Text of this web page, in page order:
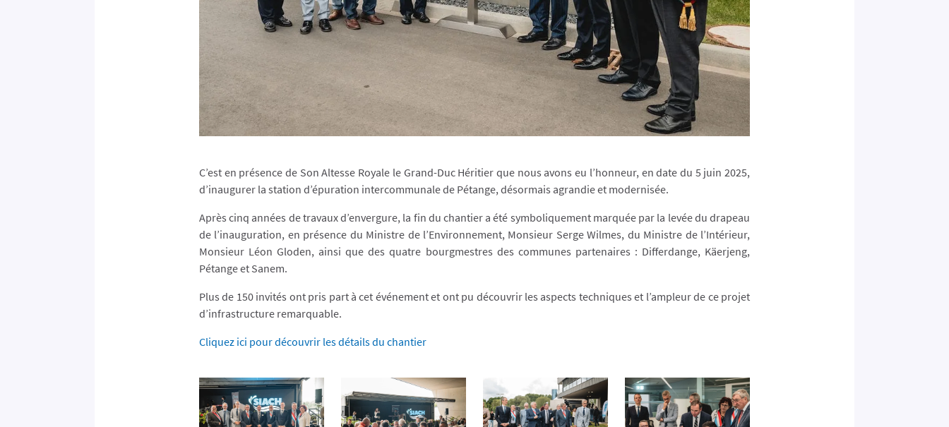
C’est en présence de Son Altesse Royale le Grand-Duc Héritier que nous avons eu l’honneur, en date du 5 juin 2025,
d’inaugurer la station d’épuration intercommunale de Pétange, désormais agrandie et modernisée.
Après cinq années de travaux d’envergure, la fin du chantier a été symboliquement marquée par la levée du drapeau
de l’inauguration, en présence du Ministre de l’Environnement, Monsieur Serge Wilmes, du Ministre de l’Intérieur,
Monsieur Léon Gloden, ainsi que des quatre bourgmestres des communes partenaires : Differdange, Käerjeng,
Pétange et Sanem.
Plus de 150 invités ont pris part à cet événement et ont pu découvrir les aspects techniques et l’ampleur de ce projet
d’infrastructure remarquable.
Cliquez ici pour découvrir les détails du chantier